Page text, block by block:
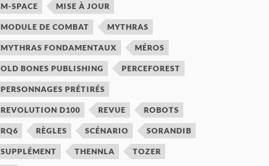
M-SPACE MISE À JOUR
MODULE DE COMBAT MYTHRAS
MYTHRAS FONDAMENTAUX MÉROS
OLD BONES PUBLISHING PERCEFOREST
PERSONNAGES PRÉTIRÉS
REVOLUTION D100 REVUE ROBOTS
RQ6 RÈGLES SCÉNARIO SORANDIB
SUPPLÉMENT THENNLA TOZER